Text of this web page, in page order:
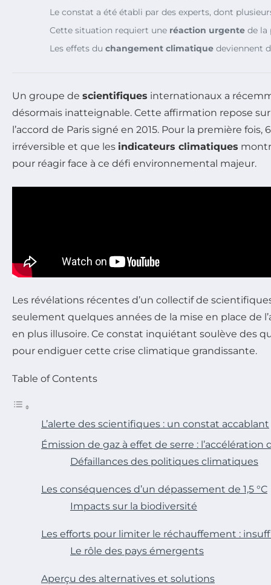
Le constat a été établi par des experts, dont
Cette situation requiert une réaction urgente de la
Les effets du changement climatique deviennent
Un groupe de scientifiques internationaux a
désormais inatteignable. Cette affirmation repose
l’accord de Paris signé en 2015. Pour la première
irréversible et que les indicateurs climatiques
pour réagir face à ce défi environnemental majeur.
Les révélations récentes d’un collectif de
seulement quelques années de la mise en place de
en plus illusoire. Ce constat inquiétant soulève des
pour endiguer cette crise climatique grandissante.
Table of Contents
L’alerte des scientifiques : un constat accablant
Émission de gaz à effet de serre :
Défaillances des politiques climatiques
Les conséquences d’un dépassement de 1,5 °C
Impacts sur la biodiversité
Les efforts pour limiter le réchauffement :
Le rôle des pays émergents
Aperçu des alternatives et solutions